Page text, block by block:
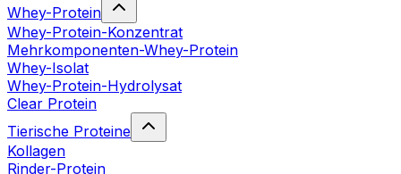
Whey-Protein
Whey-Protein-Konzentrat
Mehrkomponenten-Whey-Protein
Whey-Isolat
Whey-Protein-Hydrolysat
Clear Protein
Tierische Proteine
Kollagen
Rinder-Protein